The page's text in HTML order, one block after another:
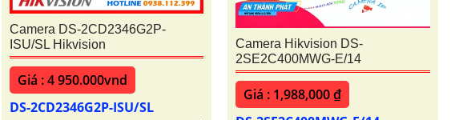
Camera DS-2CD2346G2P-
ISU/SL Hikvision
Giá : 4 950.000vnd
DS-2CD2346G2P-ISU/SL
Camera Hikvision DS-
2SE2C400MWG-E/14
Giá : 1,988,000 ₫